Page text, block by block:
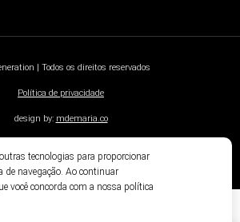
| Todos os direitos reservados
Política de privacidade
design by: mdemaria.co
tecnologias para proporcionar
de navegação. Ao continuar
você concorda com a nossa política